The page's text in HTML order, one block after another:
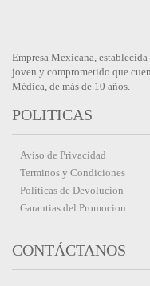
Empresa Mexicana,
joven y comprometido que
Médica, de más de 10 años.
POLITICAS
Aviso de Privacidad
Terminos y Condiciones
Politicas de Devolucion
Garantias del Promocion
CONTÁCTANOS